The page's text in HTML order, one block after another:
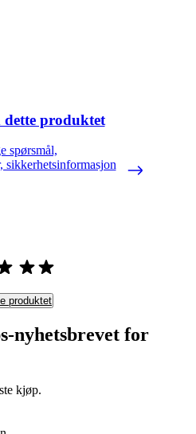
dette produktet
spørsmål,
sikkerhetsinformasjon
produktet
nyhetsbrevet for
kjøp.